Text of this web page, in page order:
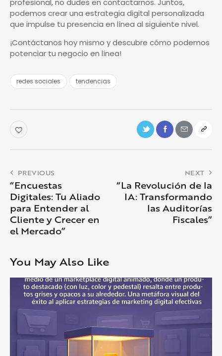
profesional, no dudes en contactarnos. Juntos,
podemos crear una estrategia digital personalizada
que impulse tu presencia en línea al siguiente nivel.
¡Contáctanos hoy mismo y descubre cómo podemos
potenciar tu negocio en línea!
redes sociales tendencias
PREVIOUS
“Encuestas
Digitales: Tu Aliado
para Entender al
Cliente y Crecer en
el Mercado”
NEXT
“La Revolución de la
IA: Transformando
las Auditorías
Fiscales”
You May Also Like